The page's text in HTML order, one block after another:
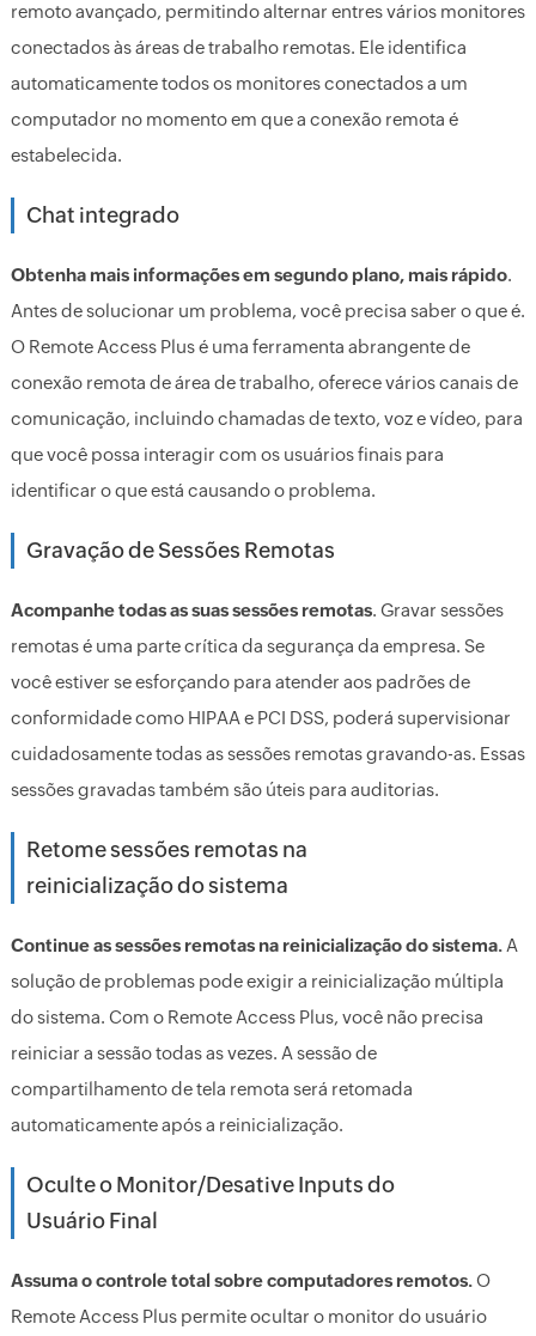
remoto avançado, permitindo alternar entres vários monitores
conectados às áreas de trabalho remotas. Ele identifica
automaticamente todos os monitores conectados a um
computador no momento em que a conexão remota é
estabelecida.
Chat integrado
Obtenha mais informações em segundo plano, mais rápido.
Antes de solucionar um problema, você precisa saber o que é.
O Remote Access Plus é uma ferramenta abrangente de
conexão remota de área de trabalho, oferece vários canais de
comunicação, incluindo chamadas de texto, voz e vídeo, para
que você possa interagir com os usuários finais para
identificar o que está causando o problema.
Gravação de Sessões Remotas
Acompanhe todas as suas sessões remotas. Gravar sessões
remotas é uma parte crítica da segurança da empresa. Se
você estiver se esforçando para atender aos padrões de
conformidade como HIPAA e PCI DSS, poderá supervisionar
cuidadosamente todas as sessões remotas gravando-as. Essas
sessões gravadas também são úteis para auditorias.
Retome sessões remotas na
reinicialização do sistema
Continue as sessões remotas na reinicialização do sistema. A
solução de problemas pode exigir a reinicialização múltipla
do sistema. Com o Remote Access Plus, você não precisa
reiniciar a sessão todas as vezes. A sessão de
compartilhamento de tela remota será retomada
automaticamente após a reinicialização.
Oculte o Monitor/Desative Inputs do
Usuário Final
Assuma o controle total sobre computadores remotos.O
Remote Access Plus permite ocultar o monitor do usuário